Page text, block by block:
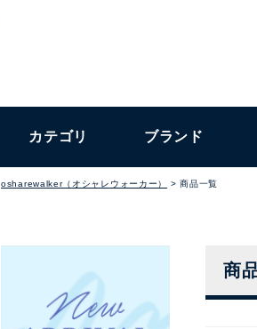
カテゴリ ブランド
osharewalker（オシャレウォーカー） 商品一覧
商